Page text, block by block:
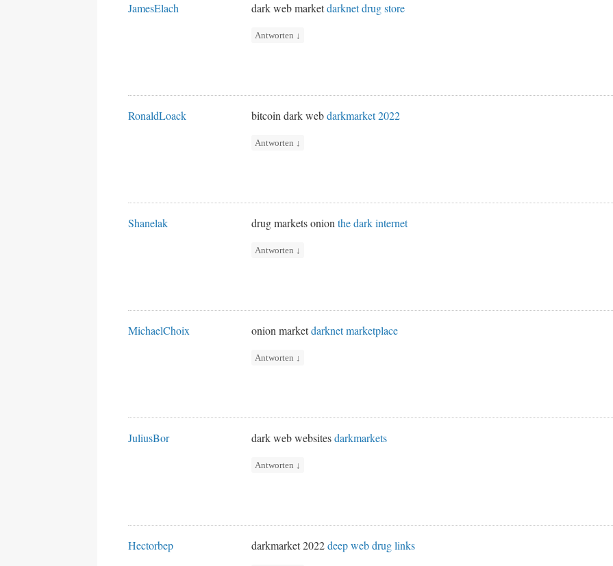
JamesElach dark web marketdarknet drug store
Antworten ↓
RonaldLoack bitcoin dark webdarkmarket 2022
Antworten ↓
Shanelak drug markets onionthe dark internet
Antworten ↓
MichaelChoix onion marketdarknet marketplace
Antworten ↓
JuliusBor dark web websitesdarkmarkets
Antworten ↓
Hectorbep darkmarket 2022deep web drug links